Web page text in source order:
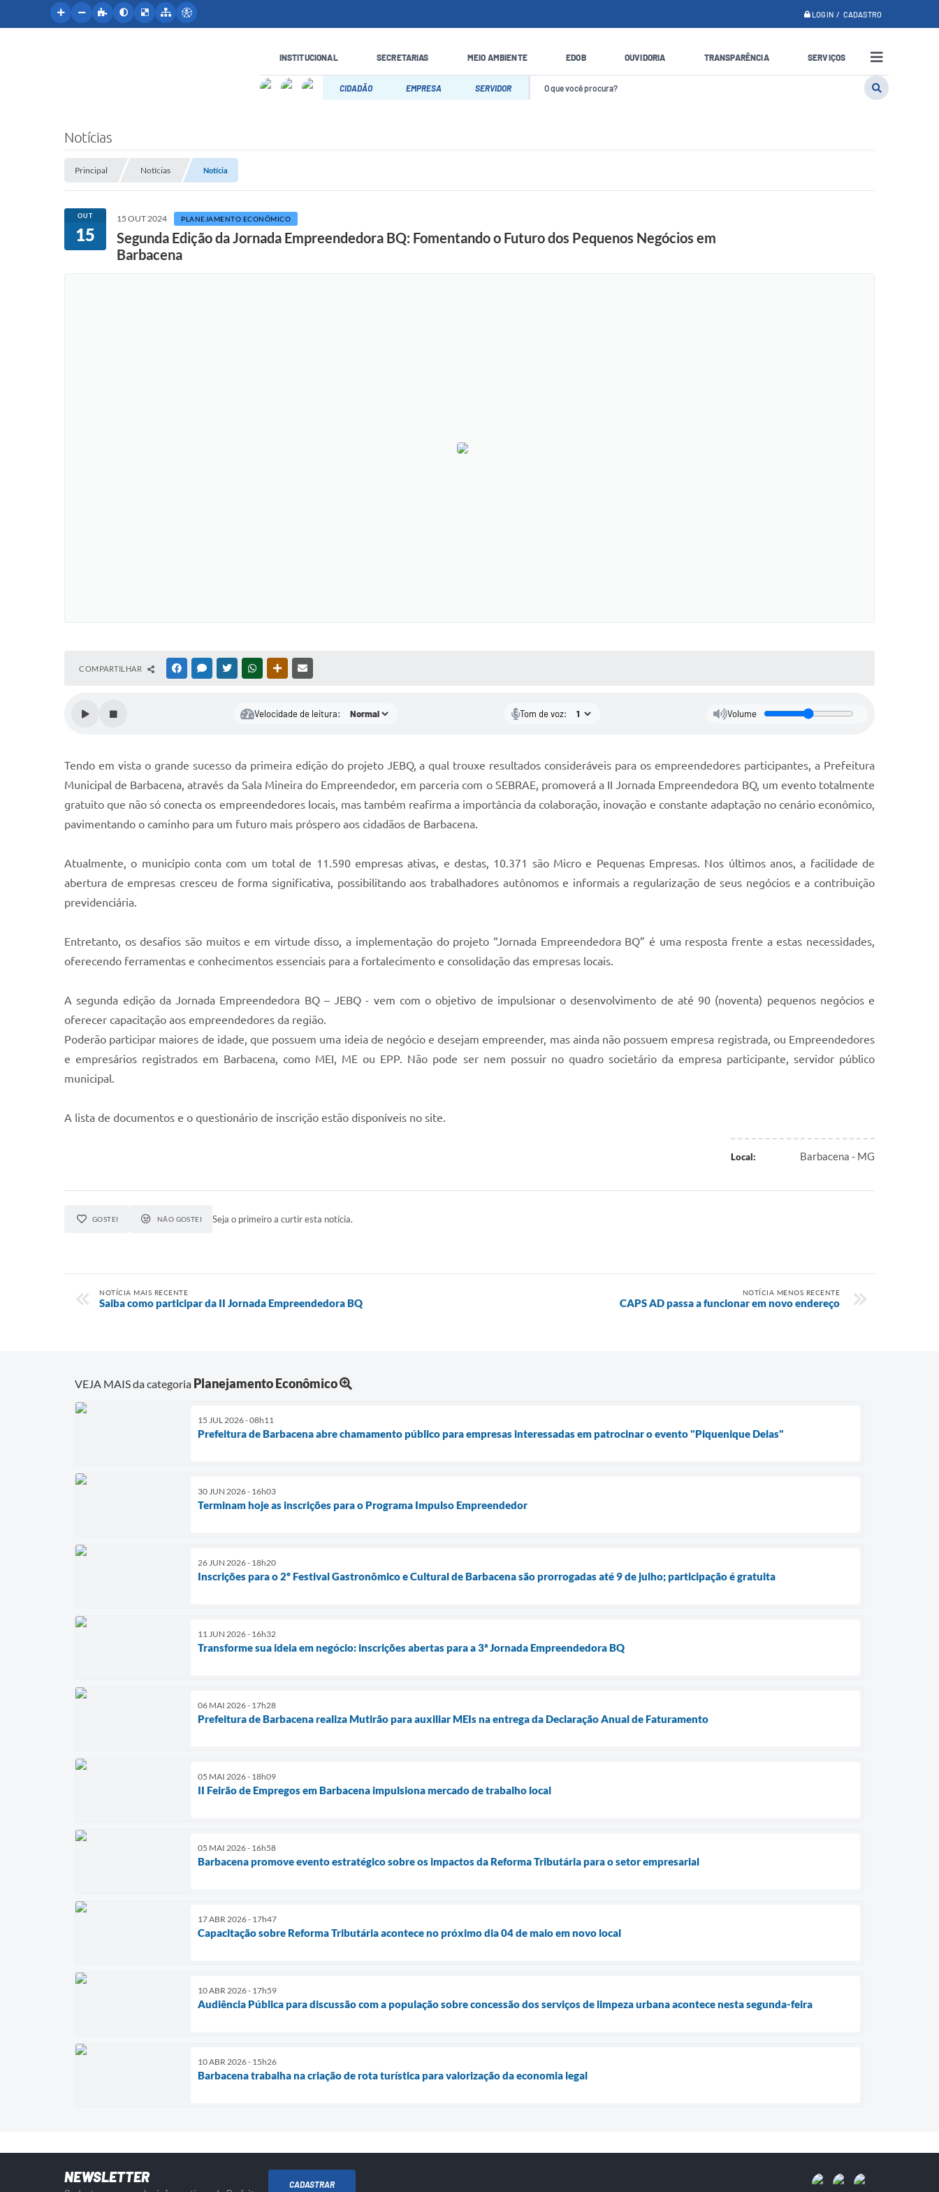
LOGIN / CADASTRO
INSTITUCIONAL SECRETARIAS MEIO AMBIENTE EDOB OUVIDORIA TRANSPARÊNCIA SERVIÇOS
CIDADÃO EMPRESA SERVIDOR
Notícias
Principal Notícias Notícia
OUT
15
15 OUT 2024 PLANEJAMENTO ECONÔMICO
Segunda Edição da Jornada Empreendedora BQ: Fomentando o Futuro dos Pequenos Negócios em
Barbacena
COMPARTILHAR FACEBOOKMESSENGER
TWITTERWHATSAPPOUTRAS MÍDIAS
Velocidade de leitura: Tom de voz: Volume
Tendo em vista o grande sucesso da primeira edição do projeto JEBQ, a qual trouxe resultados consideráveis para os empreendedores participantes, a Prefeitura
Municipal de Barbacena, através da Sala Mineira do Empreendedor, em parceria com o SEBRAE, promoverá a II Jornada Empreendedora BQ, um evento totalmente
gratuito que não só conecta os empreendedores locais, mas também reafirma a importância da colaboração, inovação e constante adaptação no cenário econômico,
pavimentando o caminho para um futuro mais próspero aos cidadãos de Barbacena.
Atualmente, o município conta com um total de 11.590 empresas ativas, e destas, 10.371 são Micro e Pequenas Empresas. Nos últimos anos, a facilidade de
abertura de empresas cresceu de forma significativa, possibilitando aos trabalhadores autônomos e informais a regularização de seus negócios e a contribuição
previdenciária.
Entretanto, os desafios são muitos e em virtude disso, a implementação do projeto “Jornada Empreendedora BQ” é uma resposta frente a estas necessidades,
oferecendo ferramentas e conhecimentos essenciais para a fortalecimento e consolidação das empresas locais.
A segunda edição da Jornada Empreendedora BQ – JEBQ - vem com o objetivo de impulsionar o desenvolvimento de até 90 (noventa) pequenos negócios e
oferecer capacitação aos empreendedores da região.
Poderão participar maiores de idade, que possuem uma ideia de negócio e desejam empreender, mas ainda não possuem empresa registrada, ou Empreendedores
e empresários registrados em Barbacena, como MEI, ME ou EPP. Não pode ser nem possuir no quadro societário da empresa participante, servidor público
municipal.
A lista de documentos e o questionário de inscrição estão disponíveis no site.
Local: Barbacena - MG
GOSTEI NÃO GOSTEI Seja o primeiro a curtir esta notícia.
NOTÍCIA MAIS RECENTE
Saiba como participar da II Jornada Empreendedora BQ
NOTÍCIA MENOS RECENTE
CAPS AD passa a funcionar em novo endereço
VEJA MAIS da categoria Planejamento Econômico
15 JUL 2026 - 08h11
Prefeitura de Barbacena abre chamamento público para empresas interessadas em patrocinar o evento "Piquenique Delas"
30 JUN 2026 - 16h03
Terminam hoje as inscrições para o Programa Impulso Empreendedor
26 JUN 2026 - 18h20
Inscrições para o 2º Festival Gastronômico e Cultural de Barbacena são prorrogadas até 9 de julho; participação é gratuita
11 JUN 2026 - 16h32
Transforme sua ideia em negócio: inscrições abertas para a 3ª Jornada Empreendedora BQ
06 MAI 2026 - 17h28
Prefeitura de Barbacena realiza Mutirão para auxiliar MEIs na entrega da Declaração Anual de Faturamento
05 MAI 2026 - 18h09
II Feirão de Empregos em Barbacena impulsiona mercado de trabalho local
05 MAI 2026 - 16h58
Barbacena promove evento estratégico sobre os impactos da Reforma Tributária para o setor empresarial
17 ABR 2026 - 17h47
Capacitação sobre Reforma Tributária acontece no próximo dia 04 de maio em novo local
10 ABR 2026 - 17h59
Audiência Pública para discussão com a população sobre concessão dos serviços de limpeza urbana acontece nesta segunda-feira
10 ABR 2026 - 15h26
Barbacena trabalha na criação de rota turística para valorização da economia legal
NEWSLETTER CADASTRAR